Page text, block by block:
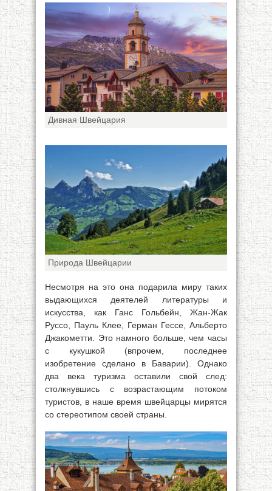
Дивная Швейцария
Природа Швейцарии
Несмотря на это она подарила миру таких
выдающихся деятелей литературы и
искусства, как Ганс Гольбейн, Жан-Жак
Руссо, Пауль Клее, Герман Гессе, Альберто
Джакометти. Это намного больше, чем часы
с кукушкой (впрочем, последнее
изобретение сделано в Баварии). Однако
два века туризма оставили свой след:
столкнувшись с возрастающим потоком
туристов, в наше время швейцарцы мирятся
со стереотипом своей страны.